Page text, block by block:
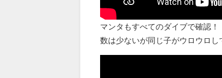
マンタもすべてのダイブで確認！
数は少ないが同じ子がウロウロし